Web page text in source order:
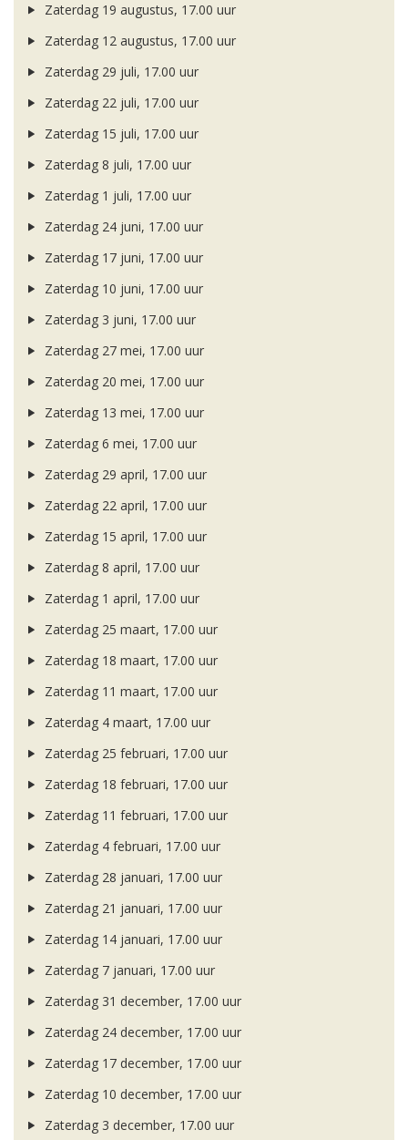
Zaterdag 19 augustus, 17.00 uur
Zaterdag 12 augustus, 17.00 uur
Zaterdag 29 juli, 17.00 uur
Zaterdag 22 juli, 17.00 uur
Zaterdag 15 juli, 17.00 uur
Zaterdag 8 juli, 17.00 uur
Zaterdag 1 juli, 17.00 uur
Zaterdag 24 juni, 17.00 uur
Zaterdag 17 juni, 17.00 uur
Zaterdag 10 juni, 17.00 uur
Zaterdag 3 juni, 17.00 uur
Zaterdag 27 mei, 17.00 uur
Zaterdag 20 mei, 17.00 uur
Zaterdag 13 mei, 17.00 uur
Zaterdag 6 mei, 17.00 uur
Zaterdag 29 april, 17.00 uur
Zaterdag 22 april, 17.00 uur
Zaterdag 15 april, 17.00 uur
Zaterdag 8 april, 17.00 uur
Zaterdag 1 april, 17.00 uur
Zaterdag 25 maart, 17.00 uur
Zaterdag 18 maart, 17.00 uur
Zaterdag 11 maart, 17.00 uur
Zaterdag 4 maart, 17.00 uur
Zaterdag 25 februari, 17.00 uur
Zaterdag 18 februari, 17.00 uur
Zaterdag 11 februari, 17.00 uur
Zaterdag 4 februari, 17.00 uur
Zaterdag 28 januari, 17.00 uur
Zaterdag 21 januari, 17.00 uur
Zaterdag 14 januari, 17.00 uur
Zaterdag 7 januari, 17.00 uur
Zaterdag 31 december, 17.00 uur
Zaterdag 24 december, 17.00 uur
Zaterdag 17 december, 17.00 uur
Zaterdag 10 december, 17.00 uur
Zaterdag 3 december, 17.00 uur